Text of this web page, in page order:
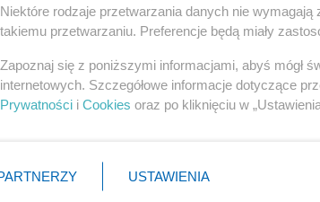
Reklama
pikuje, a PiS traci przewagę nad PO.
Niektóre rodzaje przetwarzania danych nie
takiemu przetwarzaniu. Preferencje będą miały
Zapoznaj się z poniższymi informacjami, abyś mógł
internetowych. Szczegółowe informacje dotyczące
Prywatności i Cookies oraz po kliknięciu w
USTAWIENIA